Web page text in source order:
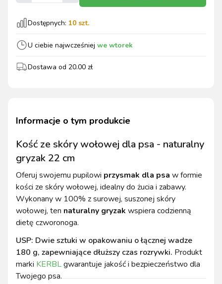
Dostępnych: 10 szt.
U ciebie najwcześniej we wtorek
Dostawa od 20.00 zł
Informacje o tym produkcie
Kość ze skóry wołowej dla psa - naturalny
gryzak 22 cm
Oferuj swojemu pupilowi przysmak dla psa w formie
kości ze skóry wołowej, idealny do żucia i zabawy.
Wykonany w 100% z surowej, suszonej skóry
wołowej, ten naturalny gryzak wspiera codzienną
dietę czworonoga.
USP: Dwie sztuki w opakowaniu o łącznej wadze
180 g, zapewniające dłuższy czas rozrywki. Produkt
marki KERBLgwarantuje jakość i bezpieczeństwo dla
Twojego psa.